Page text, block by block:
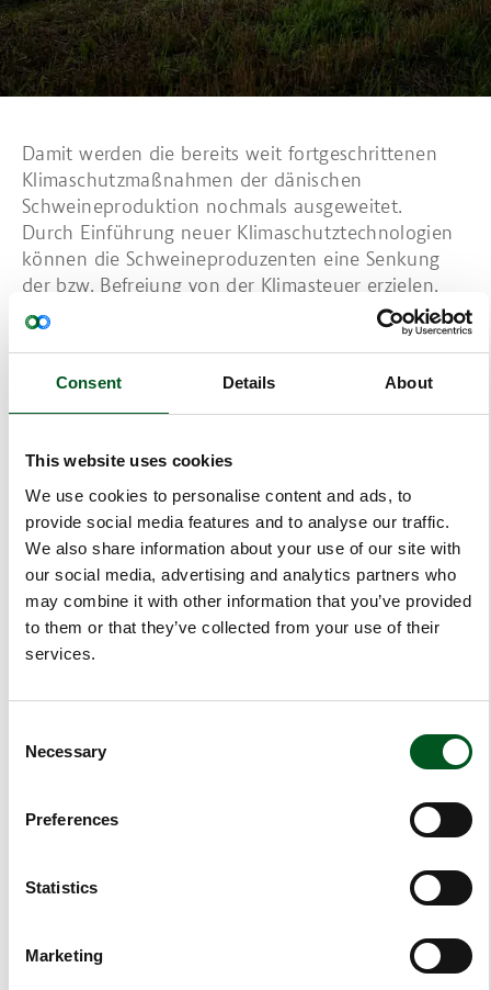
Consent Details About
This website uses cookies
We use cookies to personalise content and ads, to
provide social media features and to analyse our traffic.
We also share information about your use of our site with
our social media, advertising and analytics partners who
may combine it with other information that you’ve provided
to them or that they’ve collected from your use of their
services.
Selection
Necessary
Preferences
Statistics
Marketing
Damit werden die bereits weit fortgeschrittenen
Klimaschutzmaßnahmen der dänischen
Schweineproduktion nochmals ausgeweitet.
Durch Einführung neuer Klimaschutztechnologien
können die Schweineproduzenten eine Senkung
der bzw. Befreiung von der Klimasteuer erzielen.
Zu den möglichen Technologien zählen Abfackeln
von Gasen aus abgedeckten Güllebehältern,
Gülleausschleusung, Güllekühlung,
Gülleansäuerung und Verwertung in
Klimaschonende Optimierung von Futtermitteln
stellt eine weitere Möglichkeit dar.
Häufige Gülleausschleusung gesetzlich
verankert
Seit 1. Mai 2023 ist die häufige
Gülleausschleusung in allen Mastschweineställen
gesetzlich vorgeschrieben. Gleiches gilt für seit
Durch allwöchentliche Gülleausschleusung können
die Methan-Emissionen um ca. 50 % gesenkt
Die Klimawirkung von Methan ist etwa 28 Mal so
für die dänische Schweineproduktion, die Methan-
Emissionen durch geeignete Technologien zu
oder zu vermeiden.